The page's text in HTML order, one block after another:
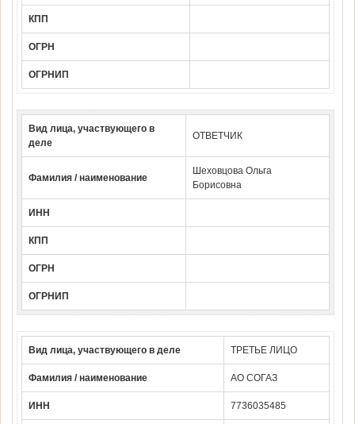
КПП
ОГРН
ОГРНИП
Вид лица, участвующего в
деле
ОТВЕТЧИК
Фамилия / наименование
Шеховцова Ольга
Борисовна
ИНН
КПП
ОГРН
ОГРНИП
Вид лица, участвующего в деле ТРЕТЬЕ ЛИЦО
Фамилия / наименование АО СОГАЗ
ИНН 7736035485